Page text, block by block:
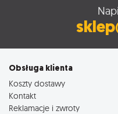
Obsługa klienta
Koszty dostawy
Kontakt
Reklamacje i zwroty